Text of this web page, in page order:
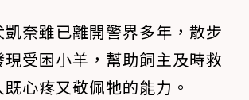
奈雖已離開警界多年，散步
受困小羊，幫助飼主及時救
心疼又敬佩牠的能力。